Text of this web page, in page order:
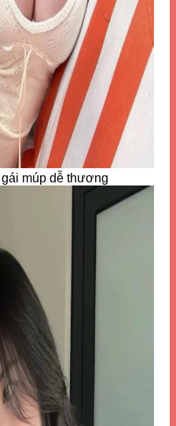
múp dễ thương